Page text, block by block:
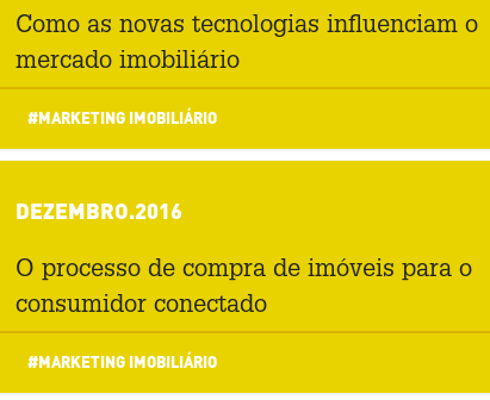
Como as novas tecnologias influenciam o
mercado imobiliário
#MARKETING IMOBILIÁRIO
DEZEMBRO.2016
O processo de compra de imóveis para o
consumidor conectado
#MARKETING IMOBILIÁRIO